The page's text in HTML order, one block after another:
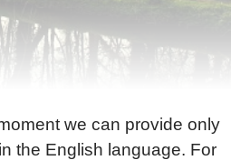
we can provide only
the English language. For